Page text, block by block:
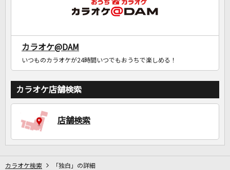
カラオケ@DAM
いつものカラオケが24時間いつでもおうちで楽しめる！
カラオケ店舗検索
店舗検索
カラオケ検索 「独白」の詳細